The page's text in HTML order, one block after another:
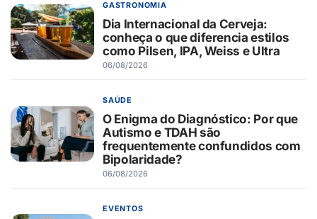
GASTRONOMIA
Dia Internacional da Cerveja:
conheça o que diferencia estilos
como Pilsen, IPA, Weiss e Ultra
06/08/2026
SAÚDE
O Enigma do Diagnóstico: Por que
Autismo e TDAH são
frequentemente confundidos com
Bipolaridade?
06/08/2026
EVENTOS